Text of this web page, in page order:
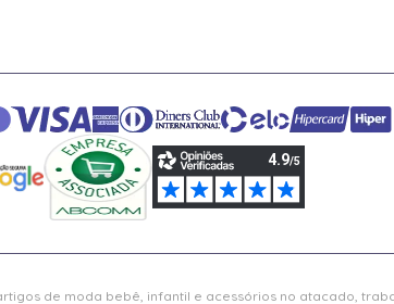
de moda bebê, infantil e acessórios no atacado,